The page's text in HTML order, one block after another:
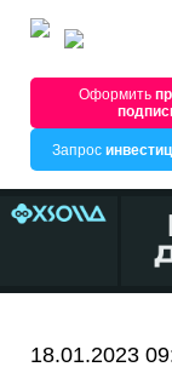
Оформить
Запрос
18.01.2023